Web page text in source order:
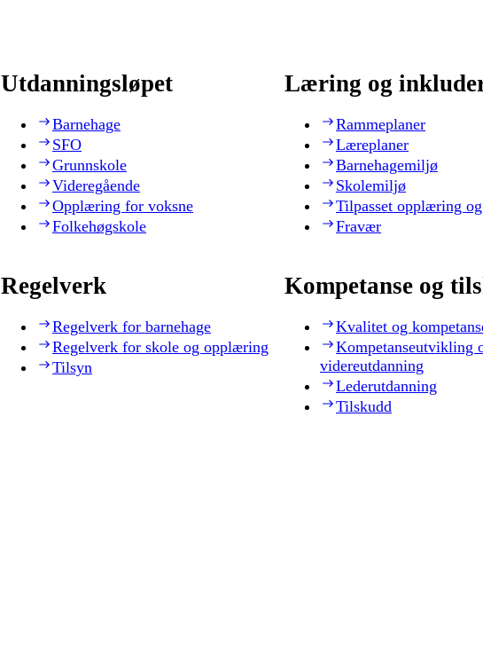
Utdanningsløpet
Barnehage
SFO
Grunnskole
Videregående
Opplæring for voksne
Folkehøgskole
Læring og
Rammeplaner
Læreplaner
Barnehagemiljø
Skolemiljø
Tilpasset opplæring
Fravær
Regelverk
Regelverk for barnehage
Regelverk for skole og opplæring
Tilsyn
Kompetanse og
Kvalitet og
Kompetanseutvikling
videreutdanning
Lederutdanning
Tilskudd